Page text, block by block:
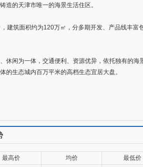
造的天津市唯一的海景生活住区。
建筑面积约为120万㎡，分多期开发、产品线丰富
休闲为一体，交通便利、资源优异，依托独有的海
的生态城内百万平米的高档生态宜居大盘。
最高价 均价
最低价